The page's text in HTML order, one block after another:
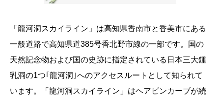
「龍河洞スカイライン」は高知県香南市と香美市にある
一般道路で高知県道385号香北野市線の一部です。国の
天然記念物および国の史跡に指定されている日本三大鍾
乳洞の1つ｢龍河洞｣へのアクセスルートとして知られて
います。「龍河洞スカイライン」はヘアピンカーブが続